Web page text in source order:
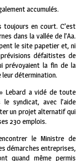
accumulés.
toujours en court. C’est
dans la vallée de l’Aa.
le site papetier et, ni
défaitistes de
prévoyaient la fin de la
détermination.
Lebard a vidé de toute
syndicat, avec l’aide
un projet alternatif qui
230 emplois.
le Ministre de
démarches entreprises,
quand même permis